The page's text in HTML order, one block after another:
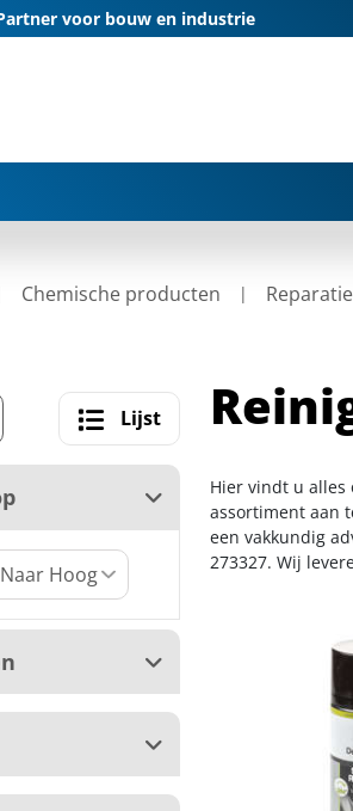
voor bouw en industrie
Chemische producten
Lijst
Hier vindt u alles
assortiment aan
een vakkundig
273327. Wij